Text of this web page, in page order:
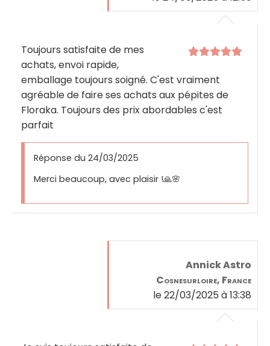
Toujours satisfaite de mes
achats, envoi rapide,
emballage toujours soigné. C'est vraiment
agréable de faire ses achats aux pépites de
Floraka. Toujours des prix abordables c'est
parfait
Réponse du 24/03/2025
Merci beaucoup, avec plaisir !🙏🌸
Annick Astro
Cosnesurloire, France
le 22/03/2025 à 13:38